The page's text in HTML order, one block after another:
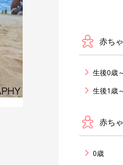
赤ち
生後0歳
生後1歳～
赤ち
0歳